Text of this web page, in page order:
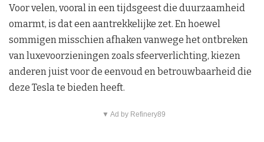
Voor velen, vooral in een tijdsgeest die duurzaamheid
omarmt, is dat een aantrekkelijke zet. En hoewel
sommigen misschien afhaken vanwege het ontbreken
van luxevoorzieningen zoals sfeerverlichting, kiezen
anderen juist voor de eenvoud en betrouwbaarheid die
deze Tesla te bieden heeft.
▼ Ad by Refinery89